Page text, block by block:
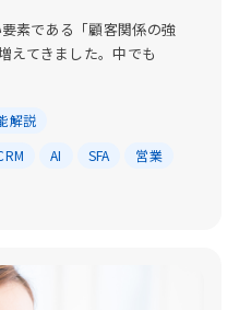
素である「顧客関係の強
えてきました。中でも
解説
AI SFA
営業